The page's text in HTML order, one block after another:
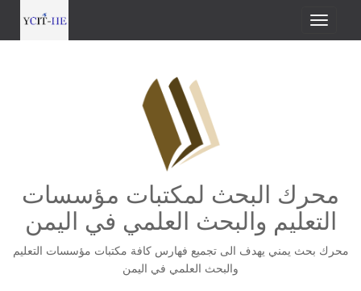
محرك البحث لمكتبات مؤسسات
التعليم والبحث العلمي في اليمن
محرك بحث يمني يهدف الى تجميع فهارس كافة مكتبات مؤسسات التعليم
والبحث العلمي في اليمن